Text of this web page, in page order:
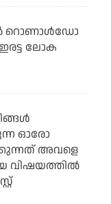
റൊണാള്‍ഡോ
ലോക
ഓരോ
അവളെ
വിഷയത്തില്‍